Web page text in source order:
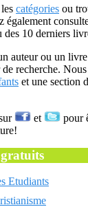
catégories ou
également
des 10 derniers
auteur ou un
recherche.
et une section
et
pour
Etudiants